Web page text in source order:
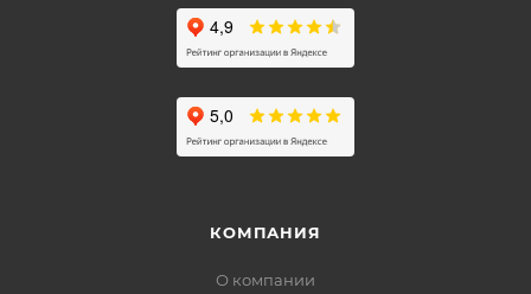
КОМПАНИЯ
О компании